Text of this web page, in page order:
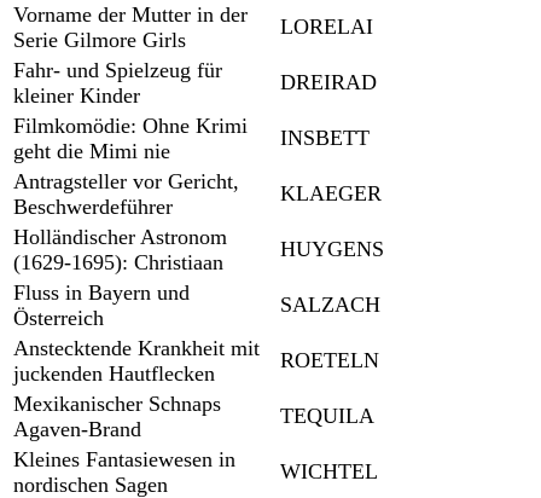
Vorname der Mutter in der
Serie Gilmore Girls
LORELAI
Fahr- und Spielzeug für
kleiner Kinder
DREIRAD
Filmkomödie: Ohne Krimi
geht die Mimi nie
INSBETT
Antragsteller vor Gericht,
Beschwerdeführer
KLAEGER
Holländischer Astronom
(1629-1695): Christiaan
HUYGENS
Fluss in Bayern und
Österreich
SALZACH
Anstecktende Krankheit mit
juckenden Hautflecken
ROETELN
Mexikanischer Schnaps
Agaven-Brand
TEQUILA
Kleines Fantasiewesen in
nordischen Sagen
WICHTEL